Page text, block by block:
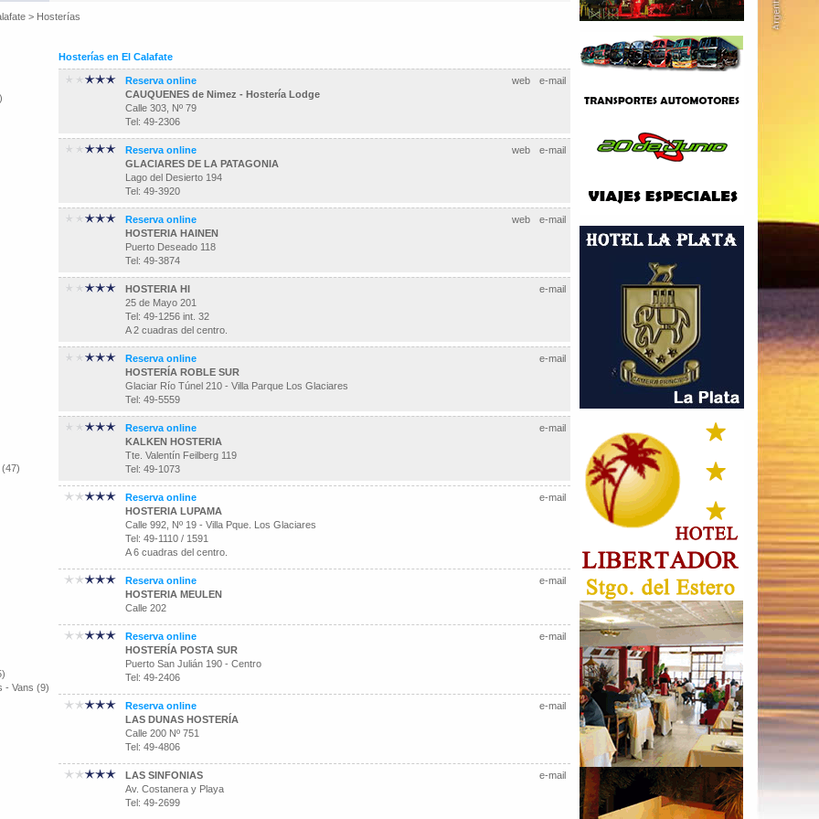
> Hosterías
- Vans (9)
Hosterías en El Calafate
e-mail
web
Reserva online
CAUQUENES de Nimez - Hostería Lodge
Calle 303, Nº 79
Tel: 49-2306
e-mail
web
Reserva online
GLACIARES DE LA PATAGONIA
Lago del Desierto 194
Tel: 49-3920
e-mail
web
Reserva online
HOSTERIA HAINEN
Puerto Deseado 118
Tel: 49-3874
e-mail
HOSTERIA HI
25 de Mayo 201
Tel: 49-1256 int. 32
A 2 cuadras del centro.
e-mail
Reserva online
HOSTERÍA ROBLE SUR
Glaciar Río Túnel 210 - Villa Parque Los Glaciares
Tel: 49-5559
e-mail
Reserva online
KALKEN HOSTERIA
Tte. Valentín Feilberg 119
Tel: 49-1073
e-mail
Reserva online
HOSTERIA LUPAMA
Calle 992, Nº 19 - Villa Pque. Los Glaciares
Tel: 49-1110 / 1591
A 6 cuadras del centro.
e-mail
Reserva online
HOSTERIA MEULEN
Calle 202
e-mail
Reserva online
HOSTERÍA POSTA SUR
Puerto San Julián 190 - Centro
Tel: 49-2406
e-mail
Reserva online
LAS DUNAS HOSTERÍA
Calle 200 Nº 751
Tel: 49-4806
e-mail
LAS SINFONIAS
Av. Costanera y Playa
Tel: 49-2699